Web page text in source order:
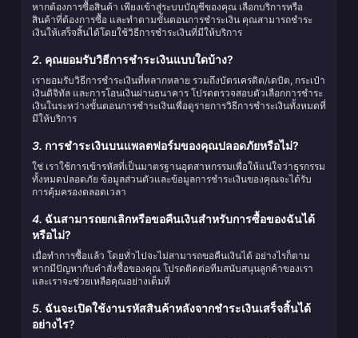
หากต้องการซื้อสินค้า เพียงเข้าสู่ระบบบัญชีของคุณ เลือกบริการหรือ
สินค้าที่ต้องการซื้อ และทำตามขั้นตอนการชำระเงิน คุณสามารถชำระ
เงินให้เสร็จสิ้นได้โดยใช้วิธีการชำระเงินที่มีให้บริการ
2. คุณยอมรับวิธีการชำระเงินแบบใดบ้าง?
เรายอมรับวิธีการชำระเงินที่หลากหลาย รวมถึงบัตรเครดิต/เดบิต, กระเป๋า
เงินดิจิทัล และการโอนเงินผ่านธนาคาร โปรดตรวจสอบตัวเลือกการชำระ
เงินในระหว่างขั้นตอนการชำระเงินเพื่อดูรายการวิธีการชำระเงินทั้งหมดที่
มีให้บริการ
3. การชำระเงินบนแพลตฟอร์มของคุณปลอดภัยหรือไม่?
ใช่ เราใช้การเข้ารหัสที่เป็นมาตรฐานอุตสาหกรรมเพื่อให้แน่ใจว่าธุรกรรม
ทั้งหมดปลอดภัย ข้อมูลส่วนตัวและข้อมูลการชำระเงินของคุณจะได้รับ
การคุ้มครองตลอดเวลา
4. ฉันสามารถยกเลิกหรือขอคืนเงินสำหรับการซื้อของฉันได้
หรือไม่?
เมื่อทำการซื้อแล้ว โดยทั่วไปจะไม่สามารถขอคืนเงินได้ อย่างไรก็ตาม
หากมีปัญหากับคำสั่งซื้อของคุณ โปรดติดต่อทีมสนับสนุนลูกค้าของเรา
และเราจะช่วยเหลือคุณอย่างเต็มที่
5. ฉันจะเปิดใช้งานรหัสสินค้าหลังจากชำระเงินเสร็จสิ้นได้
อย่างไร?